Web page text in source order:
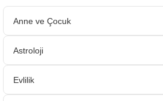
Anne ve Çocuk
Astroloji
Evlilik